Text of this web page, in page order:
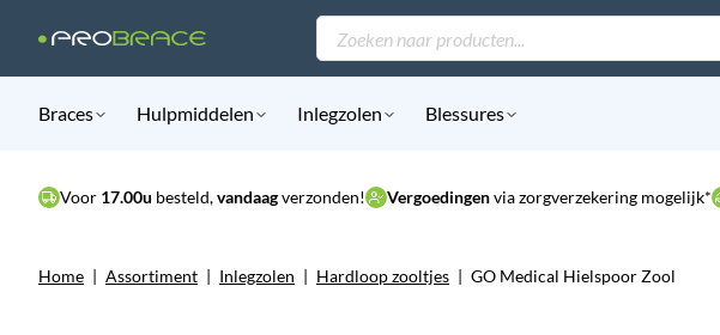
Producten
zoeken
Braces Hulpmiddelen Inlegzolen Blessures
Voor 17.00u besteld,vandaagverzonden! Vergoedingenvia zorgverzekering mogelijk*
Home | Assortiment | Inlegzolen | Hardloop zooltjes | GO Medical Hielspoor Zool